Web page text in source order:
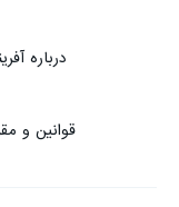
درباره
قوانین و